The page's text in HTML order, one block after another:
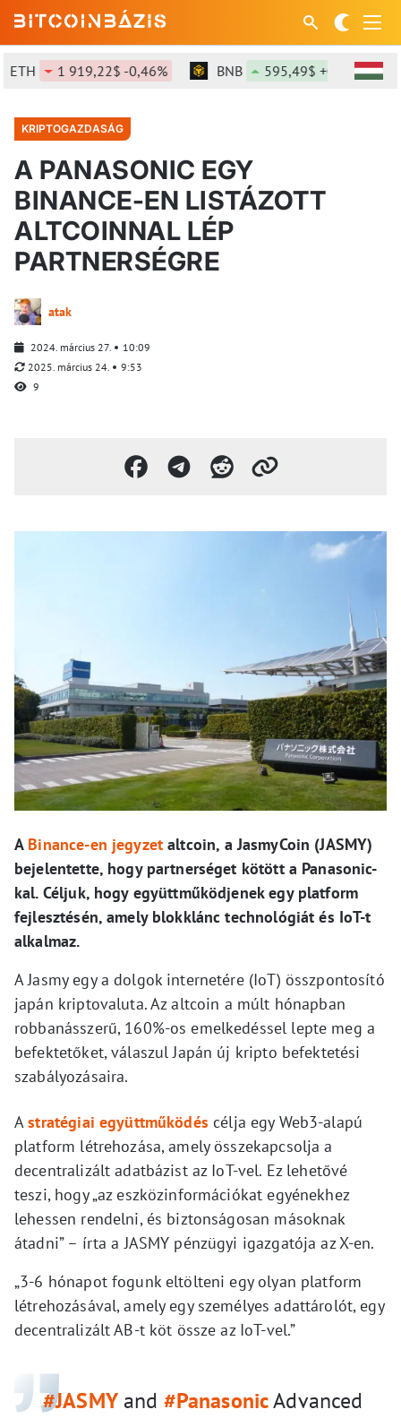
1 919,22$ -0,46% BNB 595,49$ +0,65%
KRIPTOGAZDASÁG
A PANASONIC EGY
BINANCE-EN LISTÁZOTT
ALTCOINNAL LÉP
PARTNERSÉGRE
atak
2024. március 27.
10:09
2025. március 24.
9:53
9
A Binance-en jegyzet altcoin, a JasmyCoin (JASMY)
bejelentette, hogy partnerséget kötött a Panasonic-
kal. Céljuk, hogy együttműködjenek egy platform
fejlesztésén, amely blokklánc technológiát és IoT-t
alkalmaz.
A Jasmy egy a dolgok internetére (IoT) összpontosító
japán kriptovaluta. Az altcoin a múlt hónapban
robbanásszerű, 160%-os emelkedéssel lepte meg a
befektetőket, válaszul Japán új kripto befektetési
szabályozásaira.
Astratégiai együttműködés célja egy Web3-alapú
platform létrehozása, amely összekapcsolja a
decentralizált adatbázist az IoT-vel. Ez lehetővé
teszi, hogy „az eszközinformációkat egyénekhez
lehessen rendelni, és biztonságosan másoknak
átadni” – írta a JASMY pénzügyi igazgatója az X-en.
„3-6 hónapot fogunk eltölteni egy olyan platform
létrehozásával, amely egy személyes adattárolót, egy
decentralizált AB-t köt össze az IoT-vel.”
#JASMYand #PanasonicAdvanced